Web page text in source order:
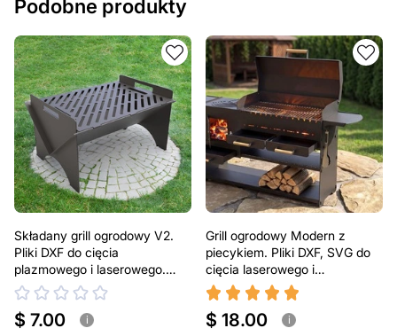
Podobne produkty
Składany grill ogrodowy V2.
Pliki DXF do cięcia
plazmowego i laserowego.
Przenośny grill BBQ
$ 7.00 i
Grill ogrodowy Modern z
piecykiem. Pliki DXF, SVG do
cięcia laserowego i
plazmowego
$ 18.00 i